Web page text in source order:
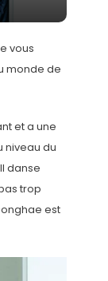
vous
monde de
et a une
niveau du
danse
trop
est